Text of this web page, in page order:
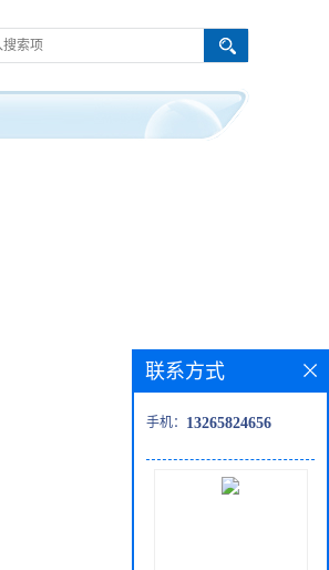
联系方式
手机： 13265824656